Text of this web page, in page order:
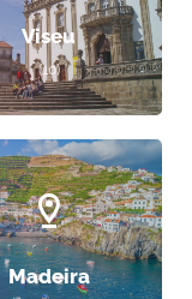
Viseu
(10)
Madeira